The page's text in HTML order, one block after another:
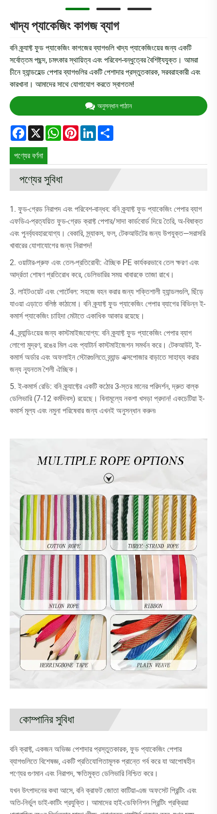
খাদ্য প্যাকেজিং কাগজ ব্যাগ
বনি ক্র্যাফ্ট ফুড প্যাকেজিং কাগজের ব্যাগগুলি খাদ্য প্যাকেজিংয়ের জন্য একটি
সর্বোত্তম পছন্দ, চমৎকার স্থায়িত্ব এবং পরিবেশ-বন্ধুত্বের বৈশিষ্ট্যযুক্ত। আমরা
চীনে হ্যান্ডহেল্ড পেপার ব্যাগগুলির একটি পেশাদার প্রস্তুতকারক, সরবরাহকারী এবং
কারখানা। আমাদের সাথে যোগাযোগ করতে স্বাগতম!
অনুসন্ধান পাঠান
Facebook
X WhatsApp
PinterestLinkedIn
পণ্যের বর্ণনা
পণ্যের সুবিধা
1. ফুড-গ্রেড নিরাপদ এবং পরিবেশ-বান্ধব: বনি ক্র্যাফ্ট ফুড প্যাকেজিং পেপার ব্যাগ
এফডিএ-প্রত্যয়িত ফুড-গ্রেড ক্রাফ্ট পেপার/সাদা কার্ডবোর্ড দিয়ে তৈরি, অ-বিষাক্ত
এবং পুনর্ব্যবহারযোগ্য। বেকারি, স্ন্যাকস, ফল, টেকআউটের জন্য উপযুক্ত—সরাসরি
খাবারের যোগাযোগের জন্য নিরাপদ!
2. ওয়াটার-প্রুফ এবং তেল-প্রতিরোধী: ঐচ্ছিক PE কার্যকরভাবে তেল ক্ষরণ এবং
আর্দ্রতা শোষণ প্রতিরোধ করে, ডেলিভারির সময় খাবারকে তাজা রাখে।
3. লাইটওয়েট এবং পোর্টেবল: সহজে বহন করার জন্য শক্তিশালী হ্যান্ডলগুলি, ছিঁড়ে
যাওয়া এড়াতে বলিষ্ঠ কাঠামো। বনি ক্র্যাফ্ট ফুড প্যাকেজিং পেপার ব্যাগের বিভিন্ন ই-
কমার্স প্যাকেজিং চাহিদা মেটাতে একাধিক আকার রয়েছে।
4. ব্র্যান্ডিংয়ের জন্য কাস্টমাইজযোগ্য: বনি ক্র্যাফ্ট ফুড প্যাকেজিং পেপার ব্যাগ
লোগো মুদ্রণ, রঙের মিল এবং প্যাটার্ন কাস্টমাইজেশন সমর্থন করে। টেকআউট, ই-
কমার্স অর্ডার এবং অফলাইন স্টোরগুলিতে ব্র্যান্ড এক্সপোজার বাড়াতে সাহায্য করার
জন্য ন্যূনতম শৈলী ঐচ্ছিক।
5. ই-কমার্স রেডি: বনি ক্র্যাফ্টের একটি কঠোর 3-স্তর মানের পরিদর্শন, দ্রুত বাল্ক
ডেলিভারি (7-12 কর্মদিবস) রয়েছে। বিনামূল্যে নকশা খসড়া প্রদান! একচেটিয়া ই-
কমার্স মূল্য এবং নমুনা পরিষেবার জন্য এখনই অনুসন্ধান করুন৷
কোম্পানির সুবিধা
বনি ক্রাফ্ট, একজন অভিজ্ঞ পেশাদার প্রস্তুতকারক, ফুড প্যাকেজিং পেপার
ব্যাগগুলিতে বিশেষজ্ঞ, একটি প্রতিযোগিতামূলক প্রান্তে গর্ব করে যা আপোষহীন
পণ্যের গুণমান এবং নিরাপদ, ক্ষতিমুক্ত ডেলিভারি নিশ্চিত করে।
যখন উৎপাদনের কথা আসে, বনি ক্রাফট জোতা কাটিয়া-এজ অফসেট প্রিন্টিং এবং
অতি-নির্ভুল ডাই-কাটিং প্রযুক্তি। আমাদের হাই-ডেফিনিশন প্রিন্টিং প্রক্রিয়া